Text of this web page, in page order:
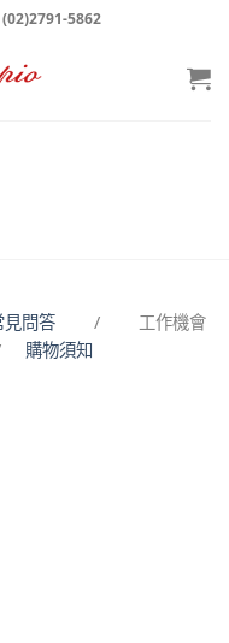
5862
見問答
/ 工作機會
/ 購物須知